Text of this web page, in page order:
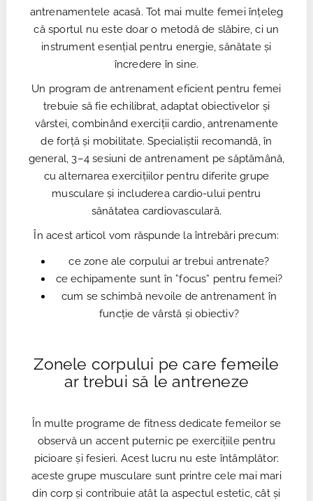
antrenamentele acasă. Tot mai multe femei înțeleg
că sportul nu este doar o metodă de slăbire, ci un
instrument esențial pentru energie, sănătate și
încredere în sine.
Un program de antrenament eficient pentru femei
trebuie să fie echilibrat, adaptat obiectivelor și
vârstei, combinând exerciții cardio, antrenamente
de forță și mobilitate. Specialiștii recomandă, în
general, 3–4 sesiuni de antrenament pe săptămână,
cu alternarea exercițiilor pentru diferite grupe
musculare și includerea cardio-ului pentru
sănătatea cardiovasculară.
În acest articol vom răspunde la întrebări precum:
ce zone ale corpului ar trebui antrenate?
ce echipamente sunt în ”focus” pentru femei?
cum se schimbă nevoile de antrenament în
funcție de vârstă și obiectiv?
Zonele corpului pe care femeile
ar trebui să le antreneze
În multe programe de fitness dedicate femeilor se
observă un accent puternic pe exercițiile pentru
picioare și fesieri. Acest lucru nu este întâmplător:
aceste grupe musculare sunt printre cele mai mari
din corp și contribuie atât la aspectul estetic, cât și